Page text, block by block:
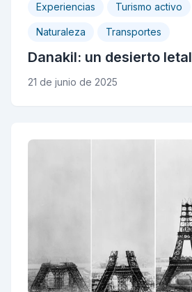
Experiencias Turismo activo
Naturaleza Transportes
Danakil: un desierto letal
21 de junio de 2025